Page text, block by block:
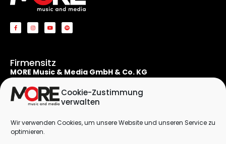
Cookie-Zustimmung
verwalten
Wir verwenden Cookies, um unsere Website und unseren Service zu
optimieren.
Firmensitz
MORE Music & Media GmbH & Co. KG
50667 Köln
Deutschland
Rechtliches
Kontaktformular